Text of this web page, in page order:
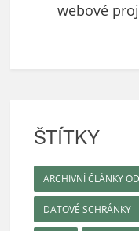
webové
ŠTÍTKY
ARCHIVNÍ ČLÁNKY
DATOVÉ SCHRÁNKY